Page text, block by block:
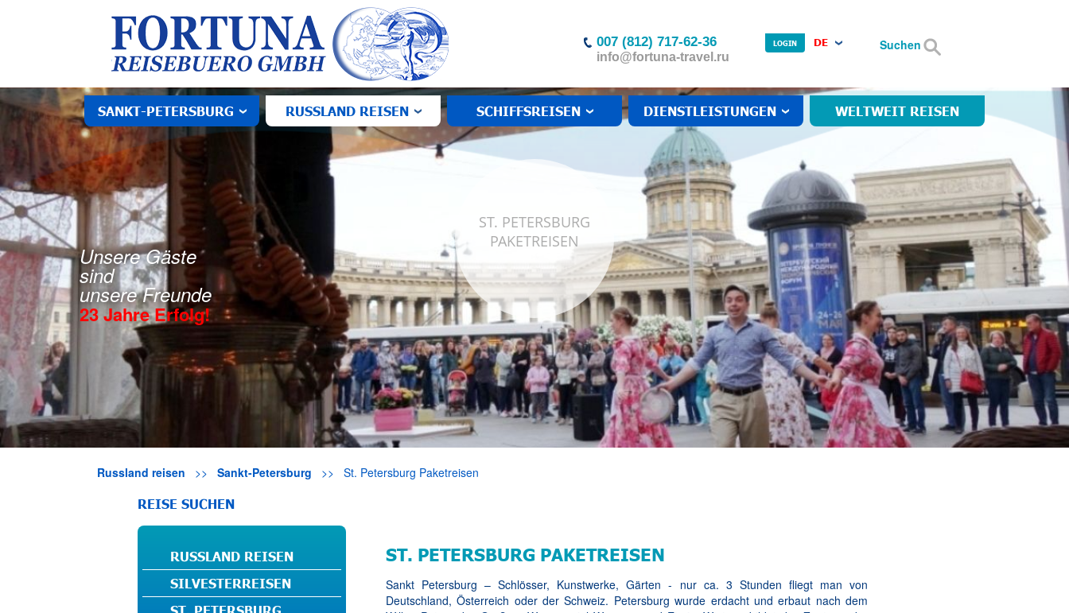
SANKT-PETERSBURG RUSSLAND REISEN SCHIFFSREISEN DIENSTLEISTUNGEN WELTWEIT REISEN
Suchen
007 (812) 717-62-36
info@fortuna-travel.ru
LOGIN DE
Unsere Gäste
sind
unsere Freunde
23 Jahre Erfolg!
ST. PETERSBURG
PAKETREISEN
Russland reisen >> Sankt-Petersburg >> St. Petersburg Paketreisen
REISE SUCHEN
RUSSLAND REISEN
SILVESTERREISEN
ST. PETERSBURG PAKETREISEN
Sankt Petersburg – Schlösser, Kunstwerke, Gärten - nur ca. 3 Stunden fliegt man von
Deutschland, Österreich oder der Schweiz. Petersburg wurde erdacht und erbaut nach dem